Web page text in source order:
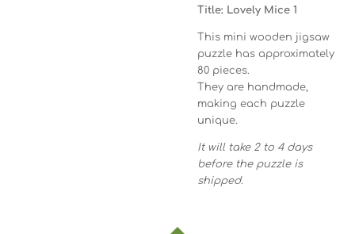
Title: Lovely Mice 1
This mini wooden jigsaw
puzzle has approximately
80 pieces.
They are handmade,
making each puzzle
unique.
It will take 2 to 4 days
before the puzzle is
shipped.